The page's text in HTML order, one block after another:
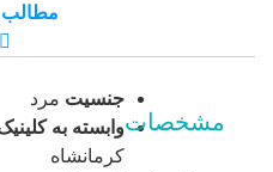
مطالب
مشخصات
جنسیت مرد
وابسته به
کرمانشاه